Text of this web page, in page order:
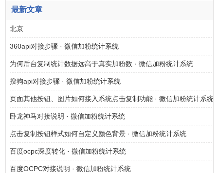
最新文章
北京
360api对接步骤 · 微信加粉统计系统
为何后台复制统计数据远高于真实加粉数 · 微信加粉统计系统
搜狗api对接步骤 · 微信加粉统计系统
页面其他按钮、图片如何接入系统点击复制功能 · 微信加粉统计系统
卧龙神马对接说明 · 微信加粉统计系统
点击复制按钮样式如何自定义颜色背景 · 微信加粉统计系统
百度ocpc深度转化 · 微信加粉统计系统
百度OCPC对接说明 · 微信加粉统计系统